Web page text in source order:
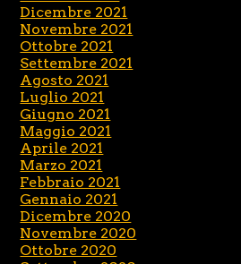
Dicembre 2021
Novembre 2021
Ottobre 2021
Settembre 2021
Agosto 2021
Luglio 2021
Giugno 2021
Maggio 2021
Aprile 2021
Marzo 2021
Febbraio 2021
Gennaio 2021
Dicembre 2020
Novembre 2020
Ottobre 2020